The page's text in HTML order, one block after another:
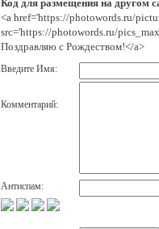
Код для размещения на другом
<a href='https://photowords.ru/
src='https://photowords.ru/
Поздравляю с Рождеством!</a>
Введите Имя:
Комментарий:
Антиспам: